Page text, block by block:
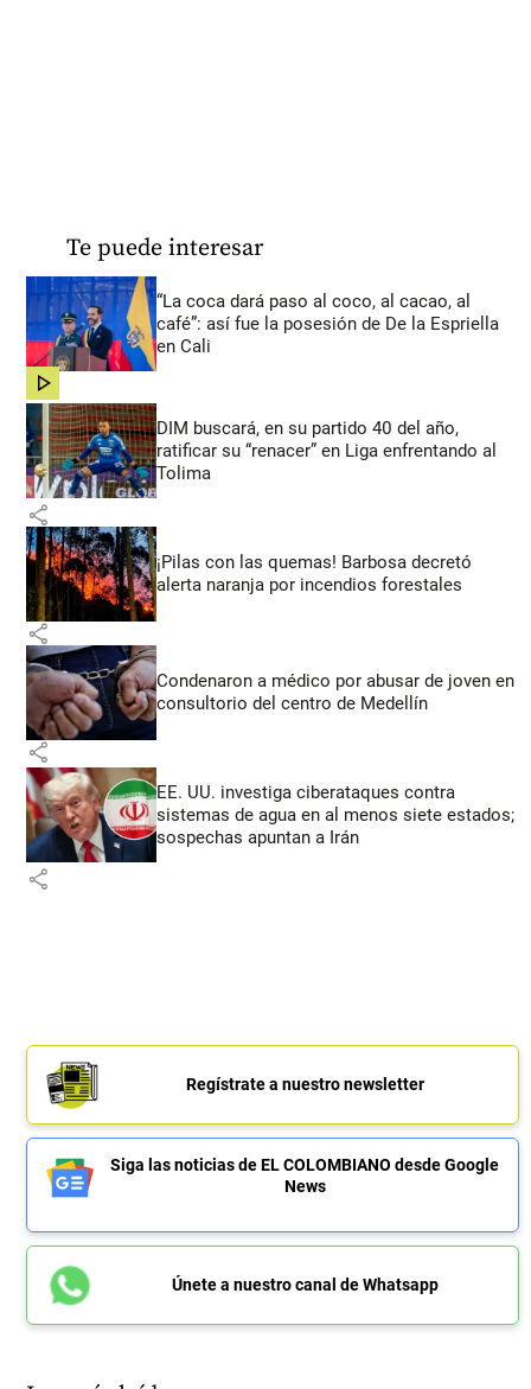
Te puede interesar
“La coca dará paso al coco, al cacao, al
café”: así fue la posesión de De la Espriella
en Cali
share
DIM buscará, en su partido 40 del año,
ratificar su “renacer” en Liga enfrentando al
Tolima
share
¡Pilas con las quemas! Barbosa decretó
alerta naranja por incendios forestales
share
Condenaron a médico por abusar de joven en
consultorio del centro de Medellín
share
EE. UU. investiga ciberataques contra
sistemas de agua en al menos siete estados;
sospechas apuntan a Irán
share
Regístrate a nuestro newsletter
Siga las noticias de EL COLOMBIANO desde Google
News
Únete a nuestro canal de Whatsapp